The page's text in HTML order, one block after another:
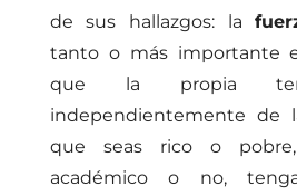
de sus hallazgos: la
tanto o más importante
que la propia
independientemente de
que seas rico o
académico o no,